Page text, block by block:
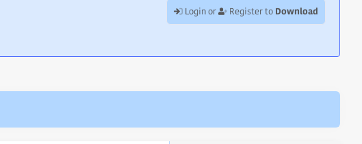
Login or Register to Download